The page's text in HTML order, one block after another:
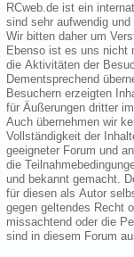
RCweb.de ist ein
sind sehr aufwendig und
Wir bitten daher um
Ebenso ist es uns nicht
die Aktivitäten der
Dementsprechend
Besuchern erzeigten
für Äußerungen dritter
Auch übernehmen wir
Vollständigkeit der
geeigneter Forum und
die
und bekannt gemacht.
für diesen als Autor
gegen geltendes Recht
missachtend oder die
sind in diesem Forum